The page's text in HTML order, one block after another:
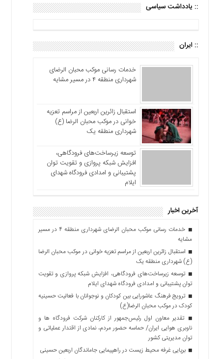
:: یادداشت سیاسی
:: ایران
خدمات رسانی موکب محبان الرضای
شهرداری منطقه ۴ در مسیر مشایه
استقبال زائرین اربعین از مراسم تعزیه
خوانی در موکب محبان الرضا (ع)
شهرداری منطقه یک
توسعه زیرساخت‌های فرودگاهی،
افزایش شبکه پروازی و تقویت توان
پشتیبانی و امدادی فرودگاه شهدای
ایلام
آخرین اخبار
خدمات رسانی موکب محبان الرضای شهرداری منطقه ۴ در مسیر
مشایه
استقبال زائرین اربعین از مراسم تعزیه خوانی در موکب محبان الرضا
(ع) شهرداری منطقه یک
توسعه زیرساخت‌های فرودگاهی، افزایش شبکه پروازی و تقویت
توان پشتیبانی و امدادی فرودگاه شهدای ایلام
ترویج فرهنگ عاشورایی بین کودکان و نوجوانان با فعالیت حسینیه
کودک در موکب محبان الرضا(ع)
تقدیر معاون اول رئیس‌جمهور از کارکنان شرکت فرودگاه ها و
ناوبری هوایی ایران/ حماسه حضور مردم، نمادی از اقتدار عملیاتی و
توان مدیریتی کشور
برپایی غرفه محیط زیست در راهپیمایی جاماندگان اربعین حسینی